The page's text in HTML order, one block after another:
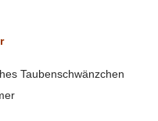
Taubenschwänzchen